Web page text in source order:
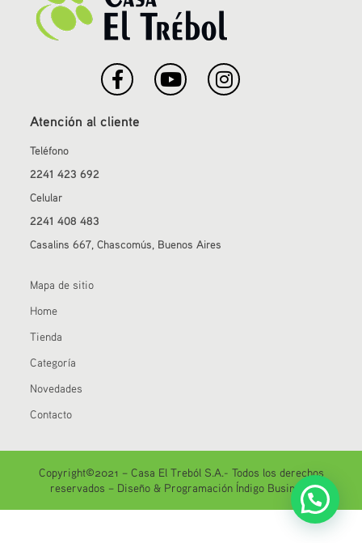
Atención al cliente
Teléfono
2241 423 692
Celular
2241 408 483
Casalins 667, Chascomús, Buenos Aires
Mapa de sitio
Home
Tienda
Categoría
Novedades
Contacto
Copyright©2021 – Casa El Treból S.A.- Todos los derechos
reservados – Diseño & Programación Índigo Business